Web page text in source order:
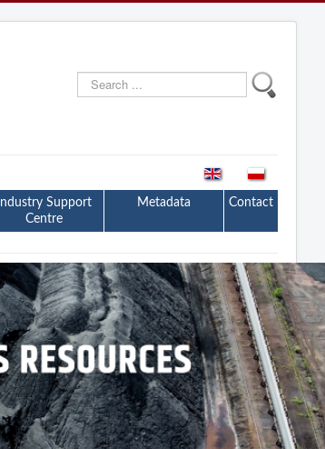
Search
...
Industry Support
Centre
Metadata Contact